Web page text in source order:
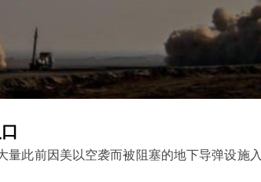
此前因美以空袭而被阻塞的地下导弹设施入